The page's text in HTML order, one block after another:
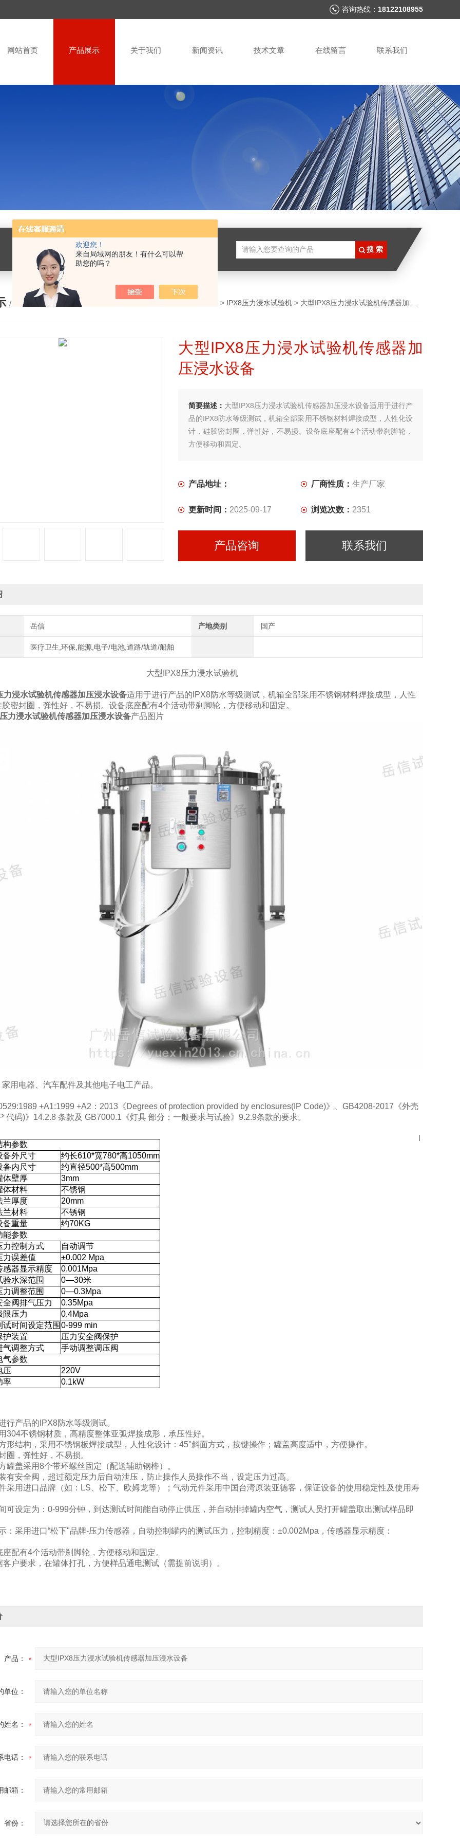
欢迎您！
来自局域网的朋友！有什么可以帮
助您的吗？
咨询热线： 18122108955
网站首页 产品展示 关于我们 新闻资讯 技术文章 在线留言 联系我们
/ PRODUCTS > > IPX8压力浸水试验机 > 大型IPX8压力浸水试验机传感器加压浸水设备
大型IPX8压力浸水试验机传感器加
压浸水设备
简要描述： 大型IPX8压力浸水试验机传感器加压浸水设备适用于进行产
品的IPX8防水等级测试，机箱全部采用不锈钢材料焊接成型，人性化设
计，硅胶密封圈，弹性好，不易损。设备底座配有4个活动带刹脚轮，
方便移动和固定。
产品地址： 厂商性质： 生产厂家
更新时间： 2025-09-17 浏览次数： 2351
产品咨询 联系我们
岳信 产地类别 国产
医疗卫生,环保,能源,电子/电池,道路/轨道/船舶
大型IPX8压力浸水试验机
力浸水试验机传感器加压浸水设备适用于进行产品的IPX8防水等级测试，机箱全部采用不锈钢材料焊接成型，人性
密封圈，弹性好，不易损。设备底座配有4个活动带刹脚轮，方便移动和固定。
力浸水试验机传感器加压浸水设备产品图片
用电器、汽车配件及其他电子电工产品。
+A1:1999 +A2：2013《Degrees of protection provided by enclosures(IP Code)》、GB4208-2017《外壳
代码)》14.2.8 条款及 GB7000.1《灯具 部分：一般要求与试验》9.2.9条款的要求。
构参数
备外尺寸
约长610*宽780*高1050mm
备内尺寸
约直径500*高500mm
体壁厚
3mm
体材料
不锈钢
兰厚度
20mm
兰材料
不锈钢
备重量
约70KG
能参数
力控制方式
自动调节
力误差值
±0.002 Mpa
感器显示精度
0.001Mpa
验水深范围
0—30米
力调整范围
0—0.3Mpa
全阀排气压力
0.35Mpa
限压力
0.4Mpa
试时间设定范围 0-999 min
护装置
压力安全阀保护
气调整方式
手动调整调压阀
气参数
压
220V
率
0.1kW
行产品的IPX8防水等级测试。
304不锈钢材质，高精度整体亚弧焊接成形，承压性好。
形结构，采用不锈钢板焊接成型，人性化设计：45°斜面方式，按键操作；罐盖高度适中，方便操作。
圈，弹性好，不易损。
罐盖采用8个带环螺丝固定（配送辅助钢棒）。
有安全阀，超过额定压力后自动泄压，防止操作人员操作不当，设定压力过高。
采用进口品牌（如：LS、松下、欧姆龙等）；气动元件采用中国台湾原装亚德客，保证设备的使用稳定性及使用寿
可设定为：0-999分钟，到达测试时间能自动停止供压，并自动排掉罐内空气，测试人员打开罐盖取出测试样品即
：采用进口“松下"品牌-压力传感器，自动控制罐内的测试压力，控制精度：±0.002Mpa，传感器显示精度：
配有4个活动带刹脚轮，方便移动和固定。
客户要求，在罐体打孔，方便样品通电测试（需提前说明）。
产品：
单位：
姓名：
电话：
邮箱：
省份：